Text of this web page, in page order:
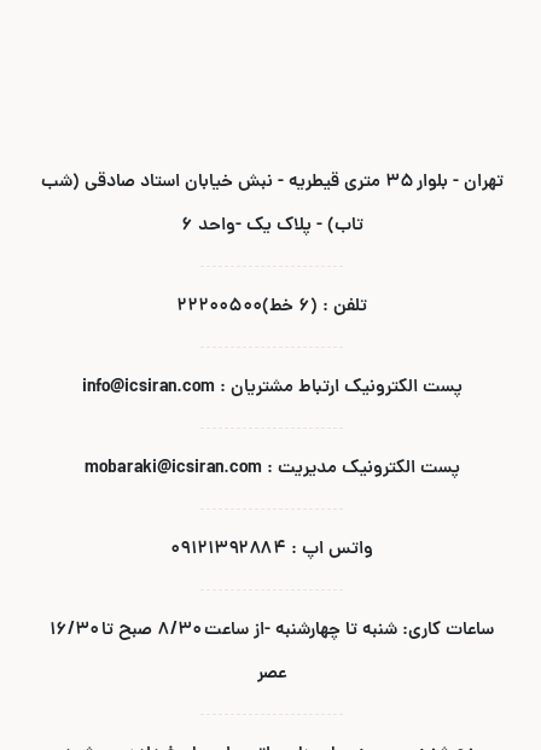
تهران - بلوار ۳۵ متری قیطریه - نبش خیابان استاد صادقی (شب
تاب) - پلاک یک -واحد ۶
تلفن : (۶ خط)۲۲۲۰۰۵۰۰
پست الکترونیک ارتباط مشتریان : info@icsiran.com
پست الکترونیک مدیریت : mobaraki@icsiran.com
واتس اپ : ۰۹۱۲۱۳۹۲۸۸۴
ساعات کاری: شنبه تا چهارشنبه -از ساعت ۸/۳۰ صبح تا ۱۶/۳۰
عصر